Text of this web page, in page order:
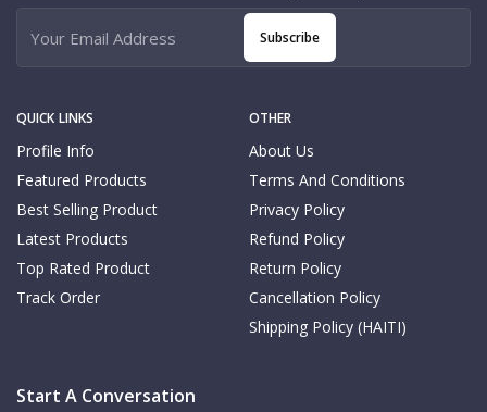
QUICK LINKS
Profile Info
Featured Products
Best Selling Product
Latest Products
Top Rated Product
Track Order
OTHER
About Us
Terms And Conditions
Privacy Policy
Refund Policy
Return Policy
Cancellation Policy
Shipping Policy (HAITI)
Subscribe
Start A Conversation